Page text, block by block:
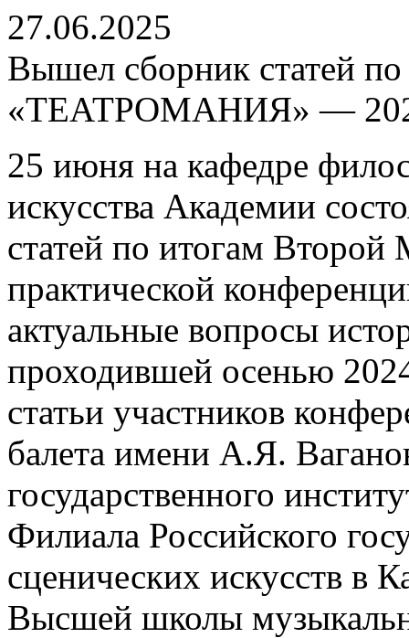
27.06.2025
Вышел сборник статей
«ТЕАТРОМАНИЯ» —
25 июня на кафедре
искусства Академии
статей по итогам
практической
актуальные вопросы
проходившей осенью
статьи участников
балета имени А.Я.
государственного
Филиала Российского
сценических искусств в
Высшей школы